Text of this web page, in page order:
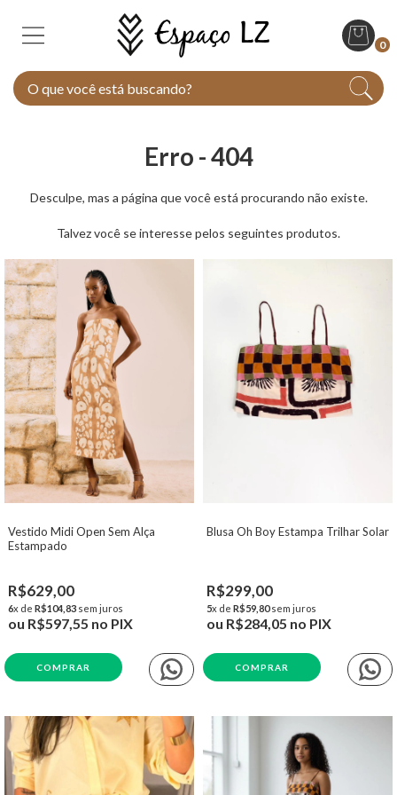
0
Erro - 404
Desculpe, mas a página que você está procurando não existe.
Talvez você se interesse pelos seguintes produtos.
Vestido Midi Open Sem Alça
Estampado
R$629,00
6x de R$104,83 sem juros
ou R$597,55 no PIX
COMPRAR
Blusa Oh Boy Estampa Trilhar Solar
R$299,00
5x de R$59,80sem juros
ou R$284,05 no PIX
COMPRAR